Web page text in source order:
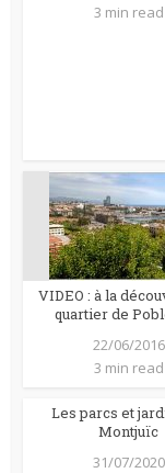
3 min read
VIDEO : à la
quartier de
22/06/2016
3 min read
Les parcs et
Montjuïc
31/07/2020